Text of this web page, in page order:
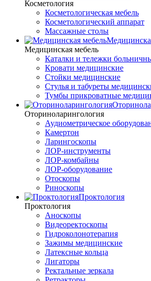
Косметология
Косметологическая мебель
Косметологический аппарат
Массажные столы
Медицинская мебель
Каталки и тележки
Кровати медицинские
Стойки медицинские
Стулья и табуреты
Тумбы прикроватные
Оториноларингология
Аудиометрическое
Камертон
Ларингоскопы
ЛОР-инструменты
ЛОР-комбайны
ЛОР-оборудование
Отоскопы
Риноскопы
Проктология
Проктология
Аноскопы
Видеоректоскопы
Гидроколонотерапия
Зажимы медицинские
Латексные кольца
Лигаторы
Ректальные зеркала